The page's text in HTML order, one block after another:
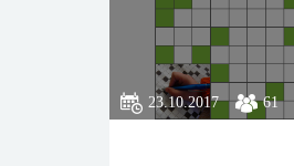
23.10.2017 61